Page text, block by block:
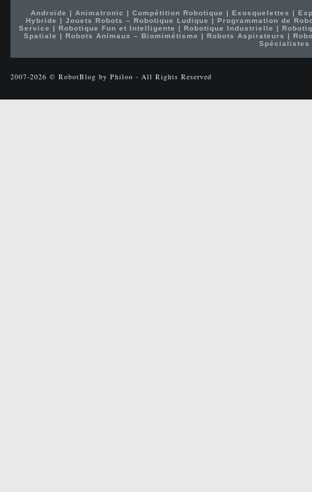
Androïde | Animatronic | Compétition Robotique | Exosquelettes |
Hybride |Jouets Robots – Robotique Ludique |Programmation de
Service | Robotique Fun et Intelligente | Robotique Industrielle |
Spatiale | Robots Animaux – Biomimétisme | Robots Aspirateurs |
Spécialistes
2007-2026 © RobotBlog by Philoo - All Rights Reserved